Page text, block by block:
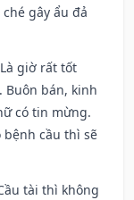
gây ẩu đả
Là giờ rất tốt
Buôn bán, kinh
có tin mừng.
bệnh cầu thì sẽ
tài thì không